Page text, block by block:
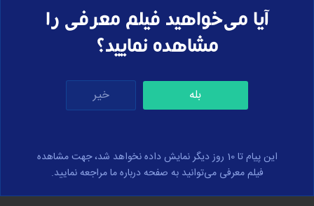
برای ارسال نظر وارد سایت شوید
آیا می‌خواهید فیلم معرفی را
مشاهده نمایید؟
بله خیر
این پیام تا 10 روز دیگر نمایش داده نخواهد شد، جهت مشاهده
فیلم معرفی می‌توانید به صفحه درباره ما مراجعه نمایید.